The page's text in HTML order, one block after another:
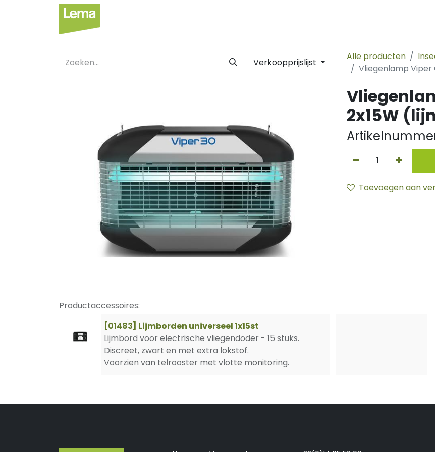
Verkoopprijslijst
Alle producten
Vliegenlamp Viper
2x15W
Toevoegen aan
Productaccessoires:
[01483] Lijmborden universeel 1x15st
Lijmbord voor electrische vliegendoder - 15 stuks.
Discreet, zwart en met extra lokstof.
Voorzien van telrooster met vlotte monitoring.